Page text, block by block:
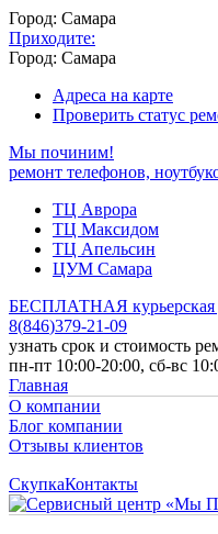
Город: Самара
Приходите:
Город: Самара
Адреса на карте
Проверить статус
Мы починим!
ремонт телефонов,
ТЦ Аврора
ТЦ Максидом
ТЦ Апельсин
ЦУМ Самара
БЕСПЛАТНАЯ курьерская
8(846)379-21-09
узнать срок и стоимость
пн-пт 10:00-20:00, сб-вс
Главная
О компании
Блог компании
Отзывы клиентов
СкупкаКонтакты